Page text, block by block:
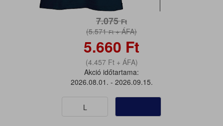
7.075Ft
(5.571Ft+ ÁFA)
5.660 Ft
(4.457 Ft+ ÁFA)
Akció időtartama:
2026.08.01. - 2026.09.15.
L